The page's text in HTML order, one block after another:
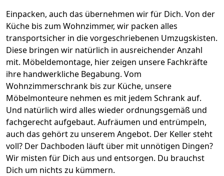
Einpacken, auch das übernehmen wir für Dich. Von der
Küche bis zum Wohnzimmer, wir packen alles
transportsicher in die vorgeschriebenen Umzugskisten.
Diese bringen wir natürlich in ausreichender Anzahl
mit. Möbeldemontage, hier zeigen unsere Fachkräfte
ihre handwerkliche Begabung. Vom
Wohnzimmerschrank bis zur Küche, unsere
Möbelmonteure nehmen es mit jedem Schrank auf.
Und natürlich wird alles wieder ordnungsgemäß und
fachgerecht aufgebaut. Aufräumen und entrümpeln,
auch das gehört zu unserem Angebot. Der Keller steht
voll? Der Dachboden läuft über mit unnötigen Dingen?
Wir misten für Dich aus und entsorgen. Du brauchst
Dich um nichts zu kümmern.